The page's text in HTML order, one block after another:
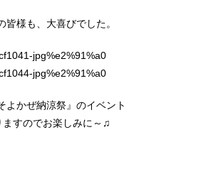
皆様も、大喜びでした。
よかぜ納涼祭』のイベント
ますのでお楽しみに～♫